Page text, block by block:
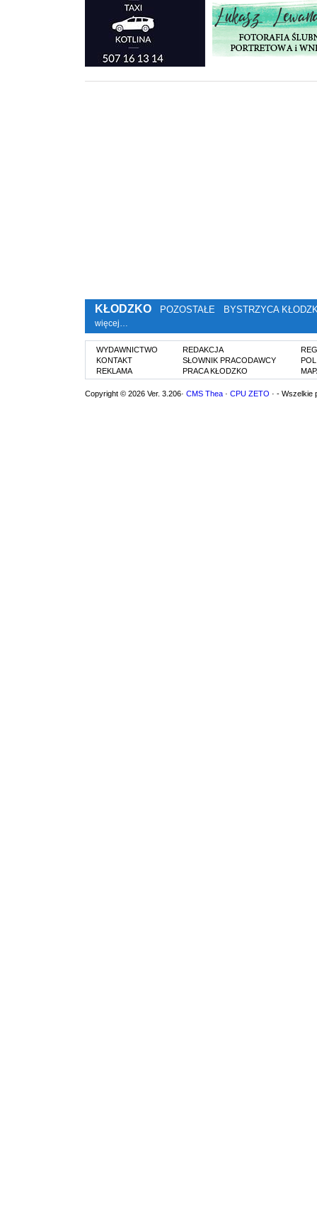
KŁODZKO POZOSTAŁE BYSTRZYCA
więcej…
WYDAWNICTWO
KONTAKT
REKLAMA
REDAKCJA
SŁOWNIK PRACODAWCY
PRACA KŁODZKO
Copyright © 2026 Ver. 3.206· CMS Thea · CPU ZETO · - Wszelkie